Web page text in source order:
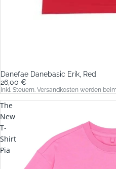
Danefae Danebasic Erik, Red
26,00 €
Inkl. Steuern. Versandkosten werden
The
New
T-
Shirt
Pia